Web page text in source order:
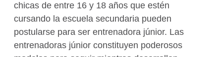
chicas de entre 16 y 18 años que estén
cursando la escuela secundaria pueden
postularse para ser entrenadora júnior. Las
entrenadoras júnior constituyen poderosos